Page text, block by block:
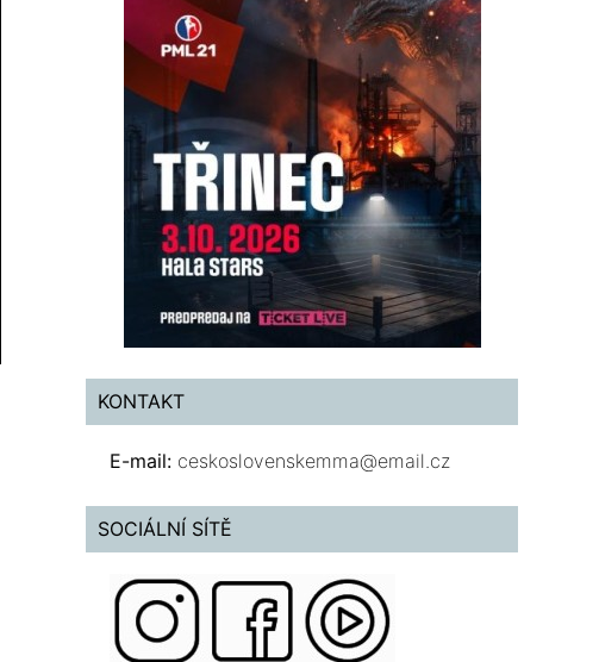
KONTAKT
E-mail: ceskoslovenskemma@email.cz
SOCIÁLNÍ SÍTĚ